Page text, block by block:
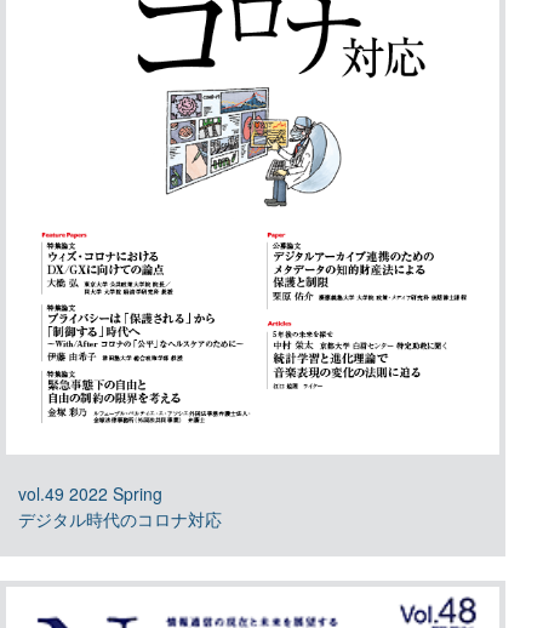
vol.49 2022 Spring
デジタル時代のコロナ対応